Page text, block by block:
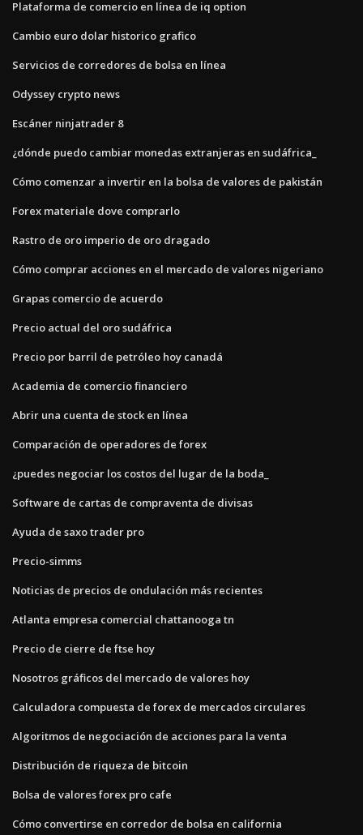
Plataforma de comercio en línea de iq option
Cambio euro dolar historico grafico
Servicios de corredores de bolsa en línea
Odyssey crypto news
Escáner ninjatrader 8
¿dónde puedo cambiar monedas extranjeras en sudáfrica_
Cómo comenzar a invertir en la bolsa de valores de pakistán
Forex materiale dove comprarlo
Rastro de oro imperio de oro dragado
Cómo comprar acciones en el mercado de valores nigeriano
Grapas comercio de acuerdo
Precio actual del oro sudáfrica
Precio por barril de petróleo hoy canadá
Academia de comercio financiero
Abrir una cuenta de stock en línea
Comparación de operadores de forex
¿puedes negociar los costos del lugar de la boda_
Software de cartas de compraventa de divisas
Ayuda de saxo trader pro
Precio-simms
Noticias de precios de ondulación más recientes
Atlanta empresa comercial chattanooga tn
Precio de cierre de ftse hoy
Nosotros gráficos del mercado de valores hoy
Calculadora compuesta de forex de mercados circulares
Algoritmos de negociación de acciones para la venta
Distribución de riqueza de bitcoin
Bolsa de valores forex pro cafe
Cómo convertirse en corredor de bolsa en california